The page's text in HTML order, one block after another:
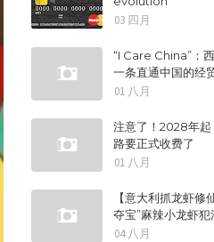
03 四月
“I Care China”：
一条直通中国的经
01 八月
注意了！2028年起
路要正式收费了
01 八月
【意大利抓龙虾修
夺宝”麻辣小龙虾犯
04 八月